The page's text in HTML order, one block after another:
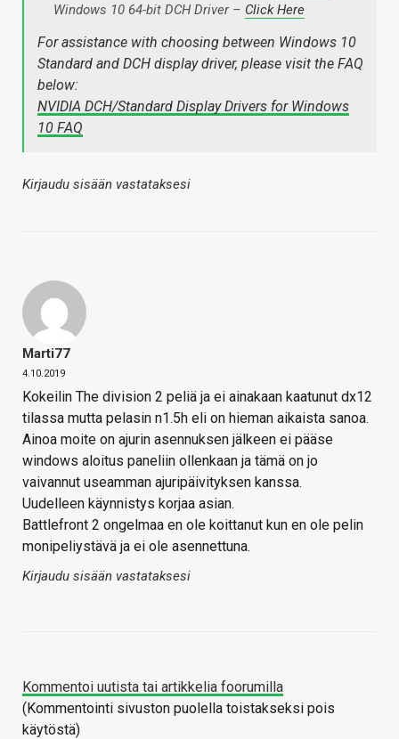
Windows 10 64-bit DCH Driver – Click Here
For assistance with choosing between Windows 10
Standard and DCH display driver, please visit the FAQ
below:
NVIDIA DCH/Standard Display Drivers for Windows
10 FAQ
Kirjaudu sisään vastataksesi
Marti77
4.10.2019
Kokeilin The division 2 peliä ja ei ainakaan kaatunut dx12
tilassa mutta pelasin n1.5h eli on hieman aikaista sanoa.
Ainoa moite on ajurin asennuksen jälkeen ei pääse
windows aloitus paneliin ollenkaan ja tämä on jo
vaivannut useamman ajuripäivityksen kanssa.
Uudelleen käynnistys korjaa asian.
Battlefront 2 ongelmaa en ole koittanut kun en ole pelin
monipeliystävä ja ei ole asennettuna.
Kirjaudu sisään vastataksesi
Kommentoi uutista tai artikkelia foorumilla
(Kommentointi sivuston puolella toistakseksi pois
käytöstä)